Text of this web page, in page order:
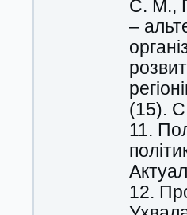
С. М.,
–
(15).
11.
12.